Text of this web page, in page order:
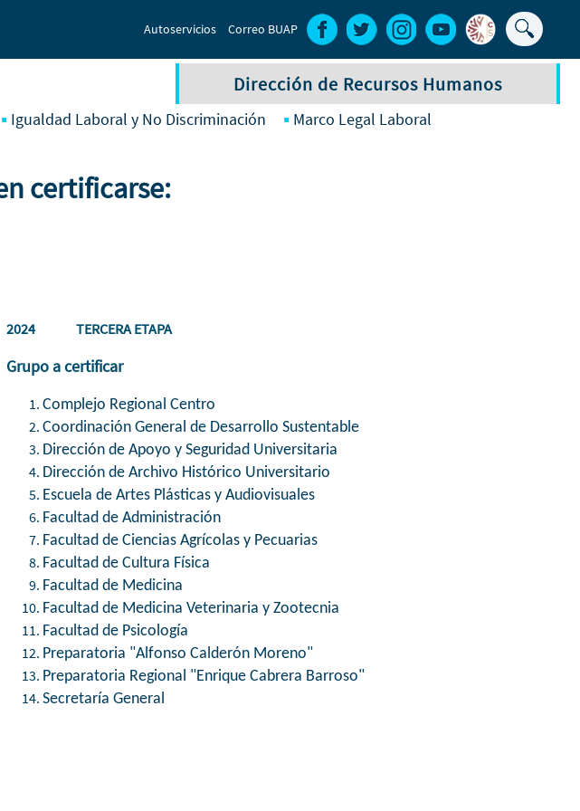
Buscar
Autoservicios Correo BUAP
Dirección de Recursos Humanos
Igualdad Laboral y No Discriminación Marco Legal Laboral
certificarse:
2024 TERCERA ETAPA
Grupo a certificar
Complejo Regional Centro
Coordinación General de Desarrollo Sustentable
Dirección de Apoyo y Seguridad Universitaria
Dirección de Archivo Histórico Universitario
Escuela de Artes Plásticas y Audiovisuales
Facultad de Administración
Facultad de Ciencias Agrícolas y Pecuarias
Facultad de Cultura Física
Facultad de Medicina
Facultad de Medicina Veterinaria y Zootecnia
Facultad de Psicología
Preparatoria "Alfonso Calderón Moreno"
Preparatoria Regional "Enrique Cabrera Barroso"
Secretaría General